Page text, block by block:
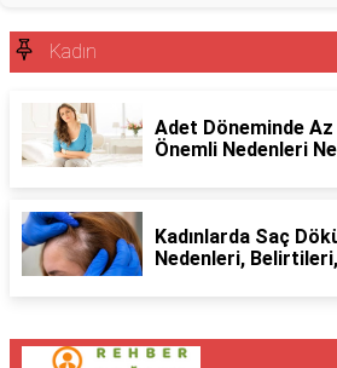
Kadın
Adet Döneminde Az
Önemli Nedenleri
Kadınlarda Saç
Nedenleri,